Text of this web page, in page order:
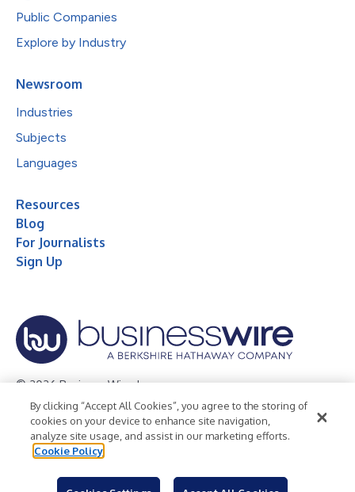
Public Companies
Explore by Industry
Newsroom
Industries
Subjects
Languages
Resources
Blog
For Journalists
Sign Up
© 2026 Business Wire, Inc.
Privacy Policy Cookie Policy
Accessibility Statement
Terms of Use
Legal
By clicking “Accept All Cookies”, you agree to the storing of
cookies on your device to enhance site navigation,
analyze site usage, and assist in our marketing efforts.
Cookie Policy